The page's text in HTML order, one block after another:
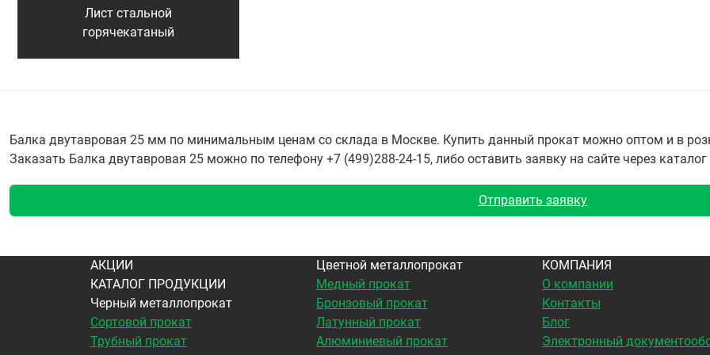
Лист стальной
горячекатаный
Балка двутавровая 25 мм по минимальным ценам со склада в Москве. Купить данный прокат можно оптом и в
Заказать Балка двутавровая 25 можно по телефону +7 (499)288-24-15, либо оставить заявку на сайте через
Отправить заявку
АКЦИИ
КАТАЛОГ ПРОДУКЦИИ
Черный металлопрокат
Сортовой прокат
Трубный прокат
Цветной металлопрокат
Медный прокат
Бронзовый прокат
Латунный прокат
Алюминиевый прокат
КОМПАНИЯ
О компании
Контакты
Блог
Электронный